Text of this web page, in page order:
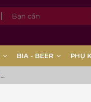
BIA - BEER PHỤ
Bia Orion chai 334ml (6 Chai)